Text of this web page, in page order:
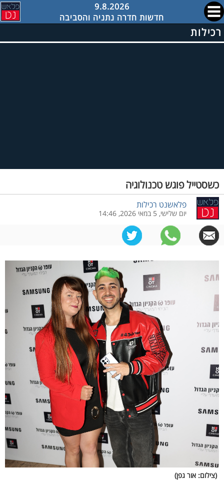
9.8.2026
חדשות חדרה נתניה והסביבה
רכילות
כשסטייל פוגש טכנולוגיה
פלאשנט רכילות
יום שלישי, 5 במאי 2026, 14:46
(צילום: אור גפן)